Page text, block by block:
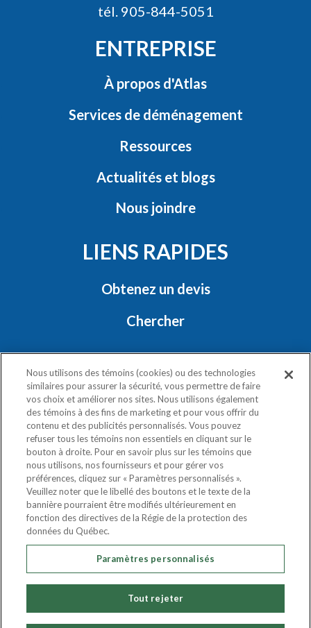
tél. 905-844-5051
ENTREPRISE
À propos d'Atlas
Services de déménagement
Ressources
Actualités et blogs
Nous joindre
LIENS RAPIDES
Obtenez un devis
Chercher
RESTONS EN CONTACT
Politique de confidentialité
Exercez vos droits
COPYRIGHT © 2020
ATLAS VAN LINES (CANADA) LTD.
TOUS LES DROITS SONT RÉSERVÉS.
Nous utilisons des témoins (cookies) ou des technologies
similaires pour assurer la sécurité, vous permettre de faire
vos choix et améliorer nos sites. Nous utilisons également
des témoins à des fins de marketing et pour vous offrir du
contenu et des publicités personnalisés. Vous pouvez
refuser tous les témoins non essentiels en cliquant sur le
bouton à droite. Pour en savoir plus sur les témoins que
nous utilisons, nos fournisseurs et pour gérer vos
préférences, cliquez sur « Paramètres personnalisés ».
Veuillez noter que le libellé des boutons et le texte de la
bannière pourraient être modifiés ultérieurement en
fonction des directives de la Régie de la protection des
données du Québec.
Paramètres personnalisés
Tout rejeter